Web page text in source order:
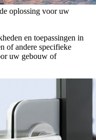
oplossing voor uw
en toepassingen in
of andere specifieke
uw gebouw of